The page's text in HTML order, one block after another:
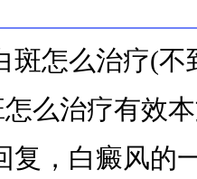
斑怎么治疗(不
么治疗有效
复，白癜风的